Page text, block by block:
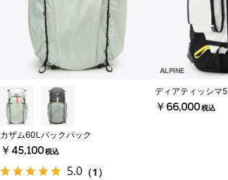
カザム60Lバックパック
￥45,100 税込
5.0 （1）
ALPINE
ディアティッシマ
￥66,000 税込